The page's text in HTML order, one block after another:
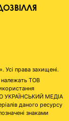
права захищені.
належать ТОВ
УКРАЇНСЬКИЙ МЕДІА
даного ресурсу
знаками